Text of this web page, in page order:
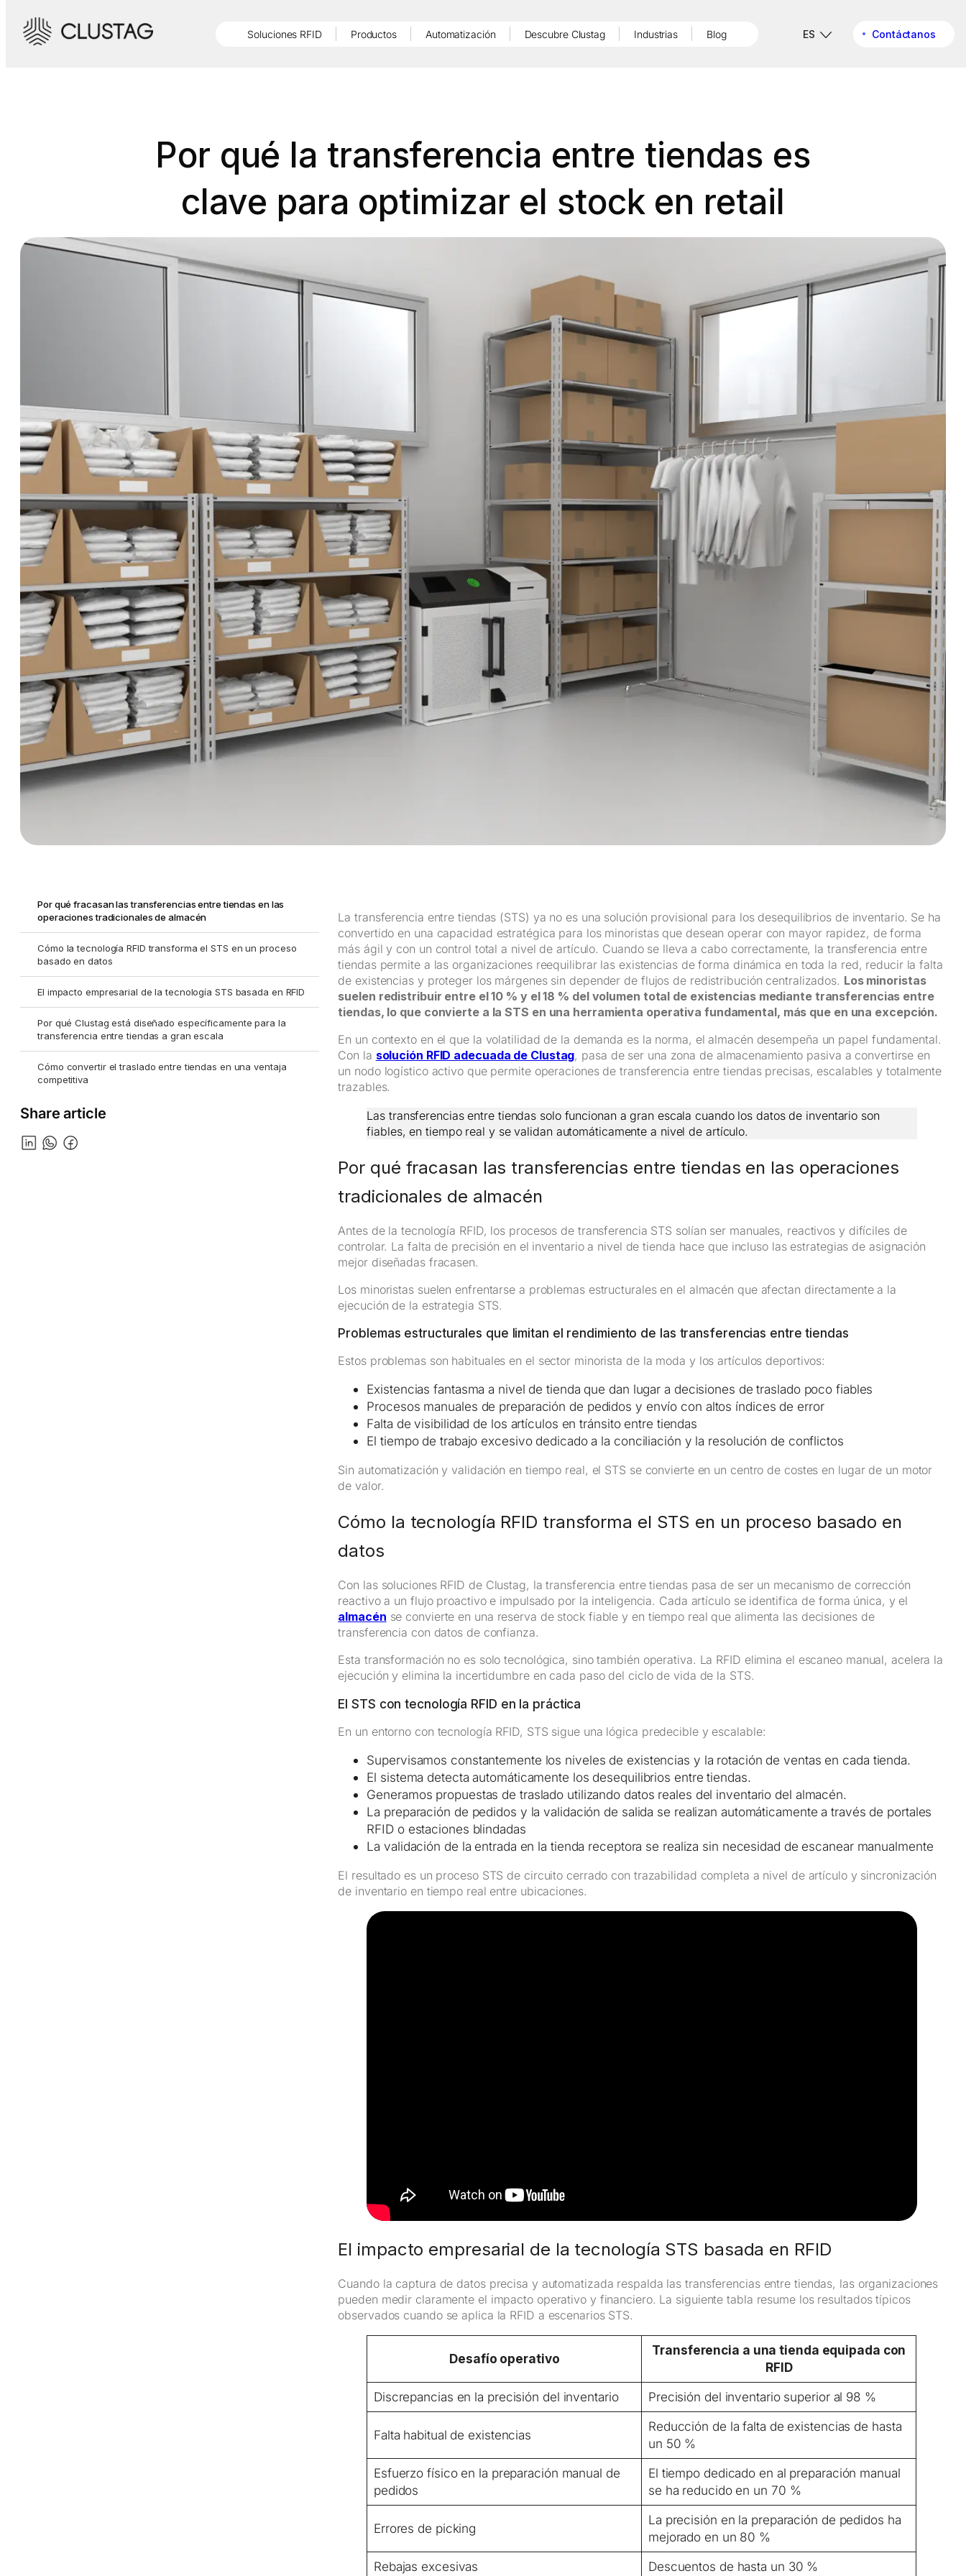
contenido
Soluciones RFID Productos Automatización Descubre Clustag Industrias Blog ES Contáctanos
Por qué la transferencia entre tiendas es
clave para optimizar el stock en retail
Por qué fracasan las transferencias entre tiendas en las
operaciones tradicionales de almacén
Cómo la tecnología RFID transforma el STS en un proceso
basado en datos
El impacto empresarial de la tecnología STS basada en RFID
Por qué Clustag está diseñado específicamente para la
transferencia entre tiendas a gran escala
Cómo convertir el traslado entre tiendas en una ventaja
competitiva
Share article
La transferencia entre tiendas (STS) ya no es una solución provisional para los desequilibrios de inventario. Se ha
convertido en una capacidad estratégica para los minoristas que desean operar con mayor rapidez, de forma
más ágil y con un control total a nivel de artículo. Cuando se lleva a cabo correctamente, la transferencia entre
tiendas permite a las organizaciones reequilibrar las existencias de forma dinámica en toda la red, reducir la falta
de existencias y proteger los márgenes sin depender de flujos de redistribución centralizados. Los minoristas
suelen redistribuir entre el 10 % y el 18 % del volumen total de existencias mediante transferencias entre
tiendas, lo que convierte a la STS en una herramienta operativa fundamental, más que en una excepción.
En un contexto en el que la volatilidad de la demanda es la norma, el almacén desempeña un papel fundamental.
Con la solución RFID adecuada de Clustag, pasa de ser una zona de almacenamiento pasiva a convertirse en
un nodo logístico activo que permite operaciones de transferencia entre tiendas precisas, escalables y totalmente
trazables.
Las transferencias entre tiendas solo funcionan a gran escala cuando los datos de inventario son
fiables, en tiempo real y se validan automáticamente a nivel de artículo.
Por qué fracasan las transferencias entre tiendas en las operaciones
tradicionales de almacén
Antes de la tecnología RFID, los procesos de transferencia STS solían ser manuales, reactivos y difíciles de
controlar. La falta de precisión en el inventario a nivel de tienda hace que incluso las estrategias de asignación
mejor diseñadas fracasen.
Los minoristas suelen enfrentarse a problemas estructurales en el almacén que afectan directamente a la
ejecución de la estrategia STS.
Problemas estructurales que limitan el rendimiento de las transferencias entre tiendas
Estos problemas son habituales en el sector minorista de la moda y los artículos deportivos:
Existencias fantasma a nivel de tienda que dan lugar a decisiones de traslado poco fiables
Procesos manuales de preparación de pedidos y envío con altos índices de error
Falta de visibilidad de los artículos en tránsito entre tiendas
El tiempo de trabajo excesivo dedicado a la conciliación y la resolución de conflictos
Sin automatización y validación en tiempo real, el STS se convierte en un centro de costes en lugar de un motor
de valor.
Cómo la tecnología RFID transforma el STS en un proceso basado en
datos
Con las soluciones RFID de Clustag, la transferencia entre tiendas pasa de ser un mecanismo de corrección
reactivo a un flujo proactivo e impulsado por la inteligencia. Cada artículo se identifica de forma única, y el
almacén se convierte en una reserva de stock fiable y en tiempo real que alimenta las decisiones de
transferencia con datos de confianza.
Esta transformación no es solo tecnológica, sino también operativa. La RFID elimina el escaneo manual, acelera la
ejecución y elimina la incertidumbre en cada paso del ciclo de vida de la STS.
El STS con tecnología RFID en la práctica
En un entorno con tecnología RFID, STS sigue una lógica predecible y escalable:
Supervisamos constantemente los niveles de existencias y la rotación de ventas en cada tienda.
El sistema detecta automáticamente los desequilibrios entre tiendas.
Generamos propuestas de traslado utilizando datos reales del inventario del almacén.
La preparación de pedidos y la validación de salida se realizan automáticamente a través de portales
RFID o estaciones blindadas
La validación de la entrada en la tienda receptora se realiza sin necesidad de escanear manualmente
El resultado es un proceso STS de circuito cerrado con trazabilidad completa a nivel de artículo y sincronización
de inventario en tiempo real entre ubicaciones.
El impacto empresarial de la tecnología STS basada en RFID
Cuando la captura de datos precisa y automatizada respalda las transferencias entre tiendas, las organizaciones
pueden medir claramente el impacto operativo y financiero. La siguiente tabla resume los resultados típicos
observados cuando se aplica la RFID a escenarios STS.
Desafío operativo
Transferencia a una tienda equipada con
RFID
Discrepancias en la precisión del inventario
Precisión del inventario superior al 98 %
Falta habitual de existencias
Reducción de la falta de existencias de hasta
un 50 %
Esfuerzo físico en la preparación manual de
pedidos
El tiempo dedicado en al preparación manual
se ha reducido en un 70 %
Errores de picking
La precisión en la preparación de pedidos ha
mejorado en un 80 %
Rebajas excesivas
Descuentos de hasta un 30 %